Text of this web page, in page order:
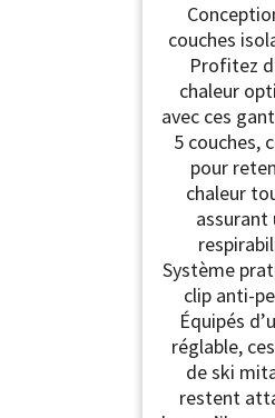
couches
Profitez
chaleur
avec ces
5 couches,
pour
chaleur
assurant
Système
clip anti-
Équipés
réglable,
de ski
restent